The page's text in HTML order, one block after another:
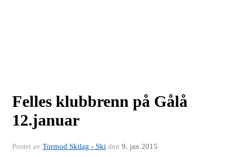
Felles klubbrenn på Gålå
12.januar
Postet av Tormod Skilag - Ski den 9. jan 2015